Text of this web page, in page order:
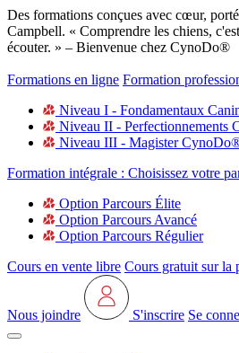
Des formations conçues avec cœur,
Campbell. « Comprendre les chiens,
écouter. » – Bienvenue chez CynoDo®
Formations en ligne Formation
Niveau I - Fondamentaux
Niveau II - Perfectionnements
Niveau III - Magister
Formation intégrale : Choisissez votre
Option Parcours Élite
Option Parcours Avancé
Option Parcours Régulier
Cours en vente libre Cours gratuit sur la
Nous joindre S'inscrire Se